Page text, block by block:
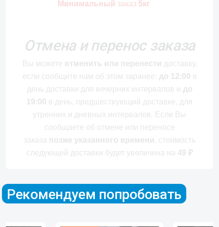
Минимальный заказ5кг
Отмена и перенос заказа
Вы можете отменить или перенести доставку,
если сообщите нам об этом заранее: до 12:00 в
день доставки для вечерних интервалов и до
19:00 в день, предшествующий доставке, для
утренних и дневных интервалов. Если Вы
сообщаете об отмене или переносе
заказа позже указанного времени , стоимость
следующей доставки будет увеличена на 49 ₽
Рекомендуем попробовать